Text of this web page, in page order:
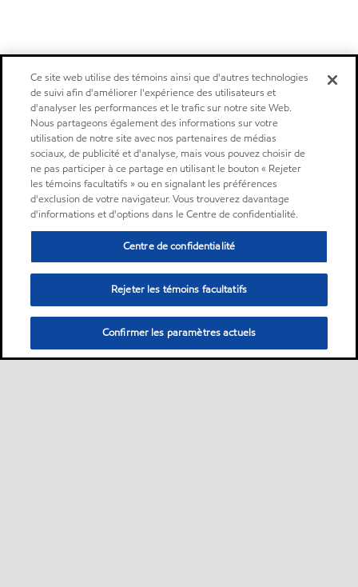
Ce site web utilise des témoins ainsi que d'autres technologies
de suivi afin d'améliorer l'expérience des utilisateurs et
d'analyser les performances et le trafic sur notre site Web.
Nous partageons également des informations sur votre
utilisation de notre site avec nos partenaires de médias
sociaux, de publicité et d'analyse, mais vous pouvez choisir de
ne pas participer à ce partage en utilisant le bouton « Rejeter
les témoins facultatifs » ou en signalant les préférences
d'exclusion de votre navigateur. Vous trouverez davantage
d'informations et d'options dans le Centre de confidentialité.
Centre de confidentialité
Rejeter les témoins facultatifs
Confirmer les paramètres actuels